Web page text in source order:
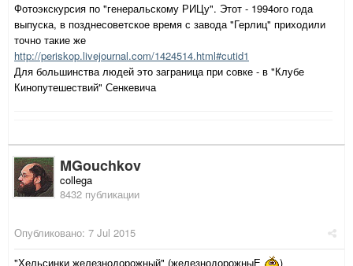
Фотоэкскурсия по "генеральскому РИЦу". Этот - 1994ого года
выпуска, в позднесоветское время с завода "Герлиц" приходили
точно такие же
http://periskop.livejournal.com/1424514.html#cutid1
Для большинства людей это заграница при совке - в "Клубе
Кинопутешествий" Сенкевича
MGouchkov
collega
8432 публикации
Опубликовано: 7 Jul 2015